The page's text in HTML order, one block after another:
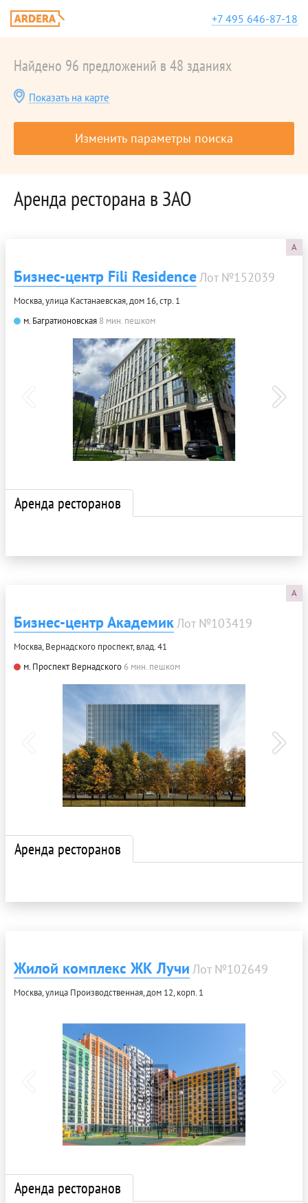
+7 495 646-87-18
Найдено 96 предложений в 48 зданиях
Показать на карте
Изменить параметры поиска
Аренда ресторана в ЗАО
A
Бизнес-центр Fili ResidenceЛот №152039
Москва, улица Кастанаевская, дом 16, стр. 1
м. Багратионовская 8 мин. пешком
Аренда ресторанов
A
Бизнес-центр АкадемикЛот №103419
Москва, Вернадского проспект, влад. 41
м. Проспект Вернадского 6 мин. пешком
Аренда ресторанов
Жилой комплекс ЖК Лучи Лот №102649
Москва, улица Производственная, дом 12, корп. 1
Аренда ресторанов